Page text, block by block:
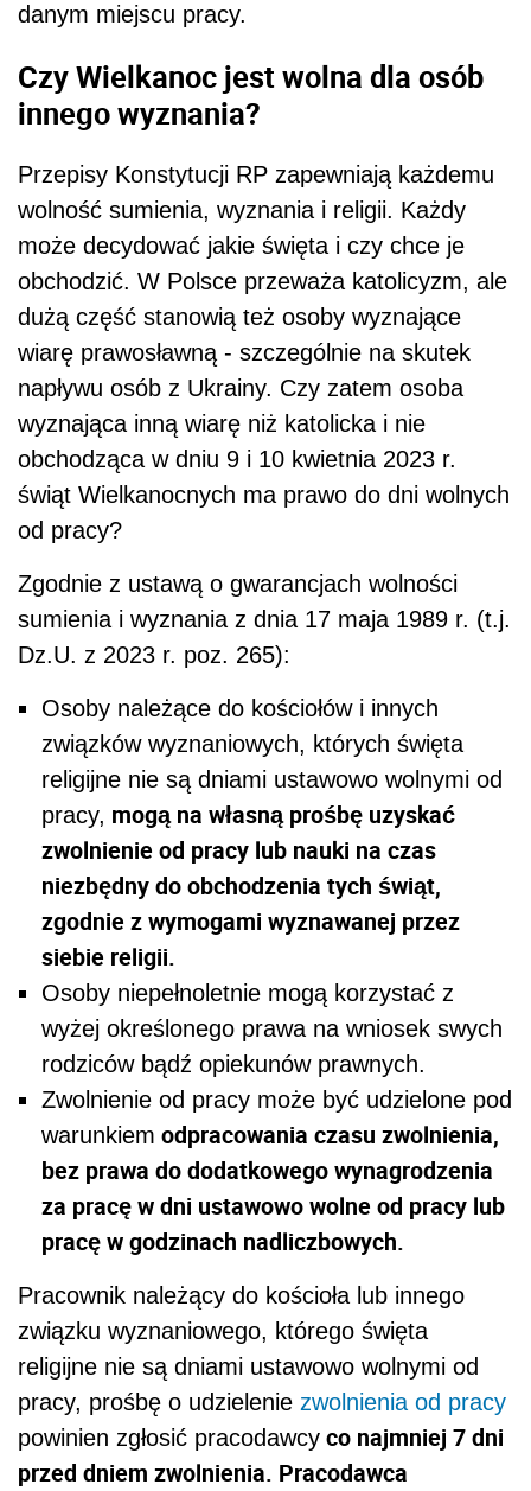
danym miejscu pracy.
Czy Wielkanoc jest wolna dla osób
innego wyznania?
Przepisy Konstytucji RP zapewniają każdemu
wolność sumienia, wyznania i religii. Każdy
może decydować jakie święta i czy chce je
obchodzić. W Polsce przeważa katolicyzm, ale
dużą część stanowią też osoby wyznające
wiarę prawosławną - szczególnie na skutek
napływu osób z Ukrainy. Czy zatem osoba
wyznająca inną wiarę niż katolicka i nie
obchodząca w dniu 9 i 10 kwietnia 2023 r.
świąt Wielkanocnych ma prawo do dni wolnych
od pracy?
Zgodnie z ustawą o gwarancjach wolności
sumienia i wyznania z dnia 17 maja 1989 r. (t.j.
Dz.U. z 2023 r. poz. 265):
Osoby należące do kościołów i innych
związków wyznaniowych, których święta
religijne nie są dniami ustawowo wolnymi od
pracy, mogą na własną prośbę uzyskać
zwolnienie od pracy lub nauki na czas
niezbędny do obchodzenia tych świąt,
zgodnie z wymogami wyznawanej przez
siebie religii.
Osoby niepełnoletnie mogą korzystać z
wyżej określonego prawa na wniosek swych
rodziców bądź opiekunów prawnych.
Zwolnienie od pracy może być udzielone pod
warunkiem odpracowania czasu zwolnienia,
bez prawa do dodatkowego wynagrodzenia
za pracę w dni ustawowo wolne od pracy lub
pracę w godzinach nadliczbowych.
Pracownik należący do kościoła lub innego
związku wyznaniowego, którego święta
religijne nie są dniami ustawowo wolnymi od
pracy, prośbę o udzielenie zwolnienia od pracy
powinien zgłosić pracodawcy co najmniej 7 dni
przed dniem zwolnienia. Pracodawca